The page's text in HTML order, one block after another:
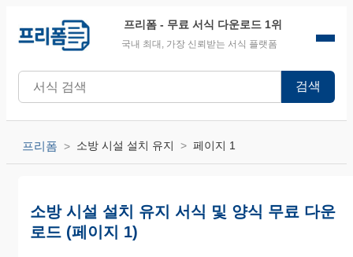
프리폼 - 무료 서식 다운로드 1위
국내 최대, 가장 신뢰받는 서식 플랫폼
검색
프리폼 소방 시설 설치 유지 페이지 1
소방 시설 설치 유지 서식 및 양식 무료 다운
로드 (페이지 1)